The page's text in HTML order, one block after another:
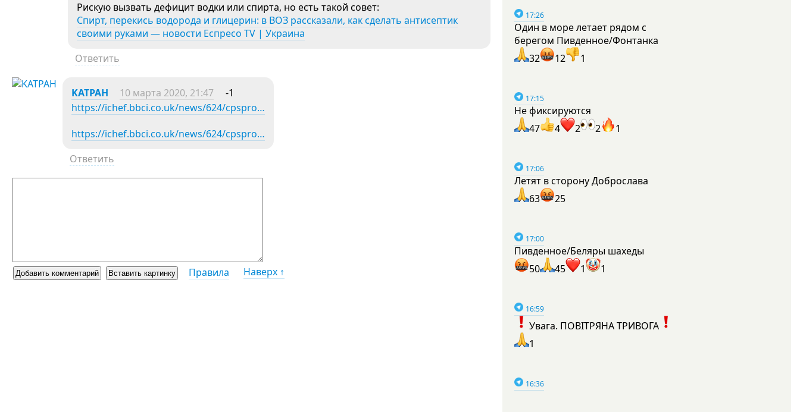
Рискую вызвать дефицит водки или спирта, но есть такой совет:
Спирт, перекись водорода и глицерин: в ВОЗ рассказали, как сделать антисептик
своими руками — новости Еспресо TV | Украина
Ответить
KATPAH 10 марта 2020, 21:47
-1
https://ichef.bbci.co.uk/news/624/cpspro…
https://ichef.bbci.co.uk/news/624/cpspro…
Ответить
Правила Наверх ↑
17:26
Один в море летает рядом с
берегом Пивденное/Фонтанка
32
12 1
17:15
Не фиксируются
47
4 2 2 1
17:06
Летят в сторону Доброслава
63
25
17:00
Пивденное/Беляры шахеды
50
45 1 1
16:59
Увага. ПОВІТРЯНА ТРИВОГА
1
16:36